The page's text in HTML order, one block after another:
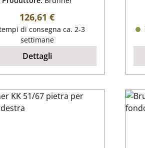
Prezzo normale:
126,61 €
di consegna ca. 2-3
settimane
Dettagli